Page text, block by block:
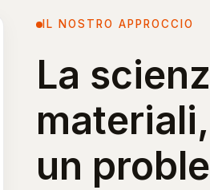
IL NOSTRO APPROCCIO
La
un